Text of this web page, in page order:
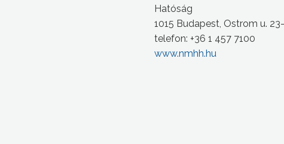
Hatóság
1015 Budapest, Ostrom u.
telefon: +36 1 457 7100
www.nmhh.hu